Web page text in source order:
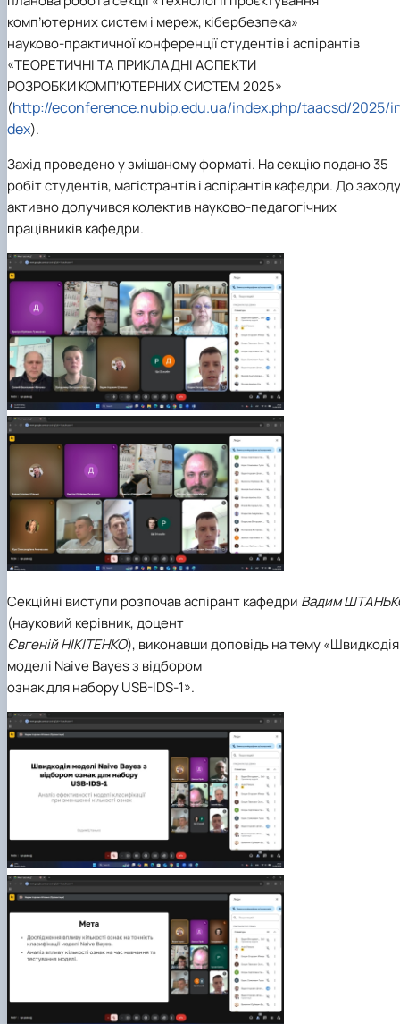
комп’ютерних систем і мереж, кібербезпека»
науково-практичної конференції студентів і аспірантів
«ТЕОРЕТИЧНІ ТА ПРИКЛАДНІ АСПЕКТИ
РОЗРОБКИ КОМП’ЮТЕРНИХ СИСТЕМ 2025»
(http://econference.nubip.edu.ua/index.php/taacsd/2025/
dex).
Захід проведено у змішаному форматі. На секцію подано 35
робіт студентів, магістрантів і аспірантів кафедри. До заходу
активно долучився колектив науково-педагогічних
працівників кафедри.
Секційні виступи розпочав аспірант кафедри Вадим
(науковий керівник, доцент
Євгеній НІКІТЕНКО), виконавши доповідь на тему «Швидкодія
моделі Naive Bayes з відбором
ознак для набору USB-IDS-1».